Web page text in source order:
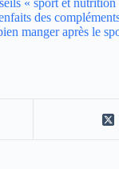
« sport et nutrition
des
manger après le